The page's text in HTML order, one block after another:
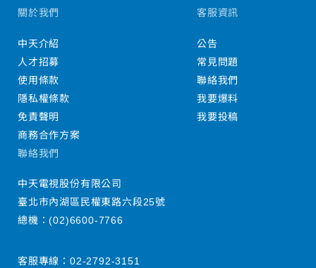
關於我們
中天介紹
人才招募
使用條款
隱私權條款
免責聲明
商務合作方案
客服資訊
公告
常見問題
聯絡我們
我要爆料
我要投稿
聯絡我們
中天電視股份有限公司
臺北市內湖區民權東路六段25號
總機：(02)6600-7766
客服專線： 02-2792-3151